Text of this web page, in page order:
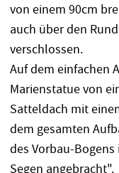
von einem 90cm
auch über den
verschlossen.
Auf dem einfachen
Marienstatue von
Satteldach mit
dem gesamten
des Vorbau-
Segen angebracht".